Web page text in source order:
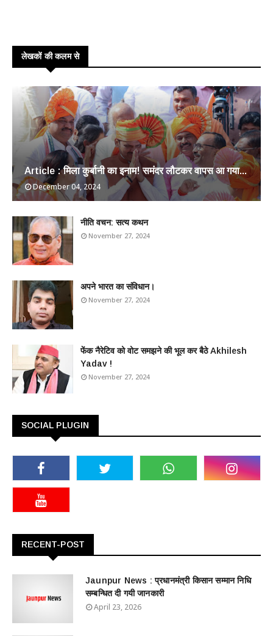
लेखकों की कलम से
Article : मिला कुर्बानी का इनाम! समंदर लौटकर वापस आ गया...
December 04, 2024
​नीति वचन: सत्य कथन
November 27, 2024
अपने भारत का संविधान।
November 27, 2024
फेंक नैरेटिव को वोट समझने की भूल कर बैठे Akhilesh
Yadav !
November 27, 2024
SOCIAL PLUGIN
RECENT-POST
Jaunpur News : ​प्रधानमंत्री किसान सम्मान निधि
सम्बन्धित दी गयी जानकारी
April 23, 2026